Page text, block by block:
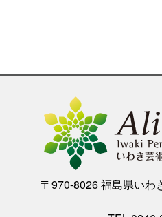
スケジュー
アクセシビ
〒970-8026 福島県いわ